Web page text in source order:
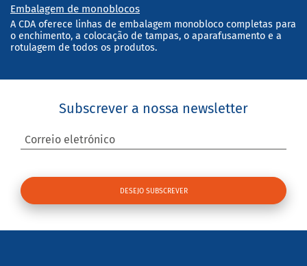
Embalagem de monoblocos
A CDA oferece linhas de embalagem monobloco completas para
o enchimento, a colocação de tampas, o aparafusamento e a
rotulagem de todos os produtos.
Subscrever a nossa newsletter
Correio eletrónico